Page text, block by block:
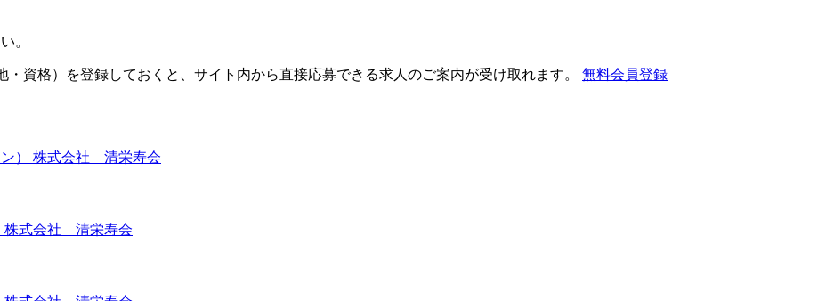
。
・資格）を登録しておくと、サイト内から直接応募できる求人のご案内が受け取れます。 無料会員登録
ン） 株式会社 清栄寿会
株式会社 清栄寿会